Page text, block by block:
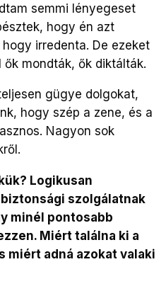
semmi lényegeset
hogy én azt
irredenta. De ezeket
mondták, ők diktálták.
gügye dolgokat,
hogy szép a zene, és a
Nagyon sok
Logikusan
szolgálatnak
minél pontosabb
Miért találna ki a
miért adná azokat valaki